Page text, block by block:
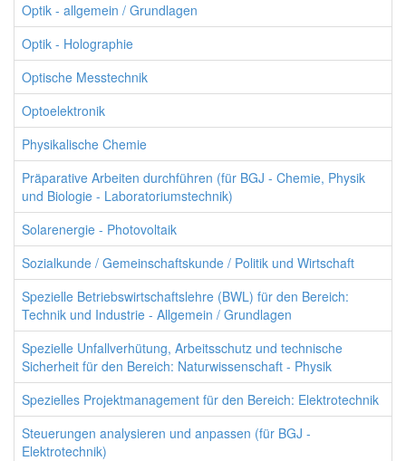
Optik - allgemein / Grundlagen
Optik - Holographie
Optische Messtechnik
Optoelektronik
Physikalische Chemie
Präparative Arbeiten durchführen (für BGJ - Chemie, Physik
und Biologie - Laboratoriumstechnik)
Solarenergie - Photovoltaik
Sozialkunde / Gemeinschaftskunde / Politik und Wirtschaft
Spezielle Betriebswirtschaftslehre (BWL) für den Bereich:
Technik und Industrie - Allgemein / Grundlagen
Spezielle Unfallverhütung, Arbeitsschutz und technische
Sicherheit für den Bereich: Naturwissenschaft - Physik
Spezielles Projektmanagement für den Bereich: Elektrotechnik
Steuerungen analysieren und anpassen (für BGJ -
Elektrotechnik)